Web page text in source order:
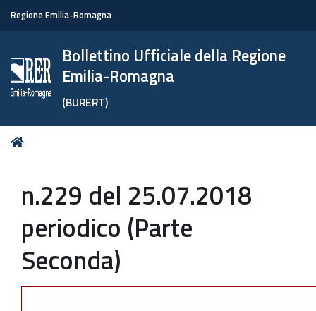
Regione Emilia-Romagna
Bollettino Ufficiale della Regione
Emilia-Romagna
(BURERT)
Tu
n.229 del 25.07.2018
periodico (Parte
Seconda)